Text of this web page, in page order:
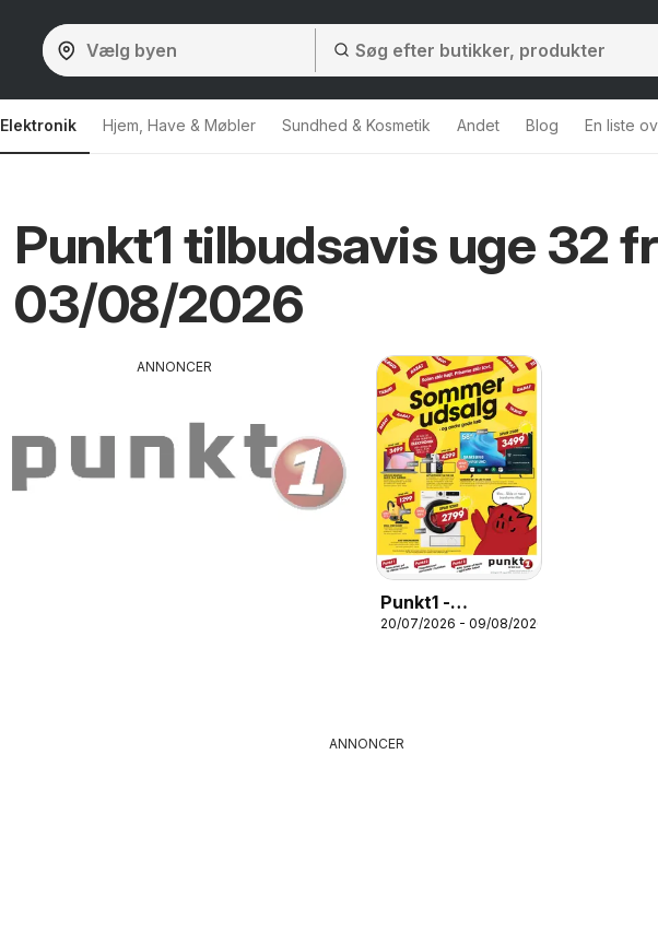
Elektronik Hjem, Have & Møbler Sundhed & Kosmetik Andet Blog En liste
Punkt1 tilbudsavis uge 32
03/08/2026
ANNONCER
Punkt1 -
Tilbudsavis
20/07/2026 - 09/08/2026
ANNONCER